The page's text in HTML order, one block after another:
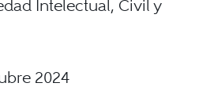
Intelectual, Civil y
2024